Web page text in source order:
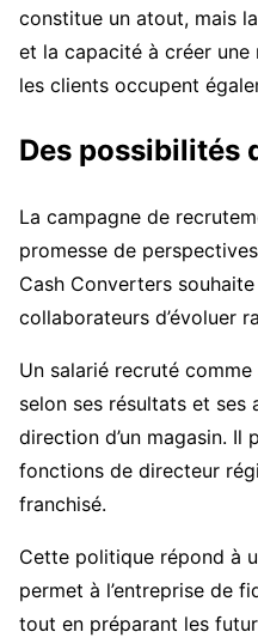
constitue un atout, mais
et la capacité à créer
les clients occupent
Des possibilités
La campagne de
promesse de
Cash Converters
collaborateurs d’évoluer
Un salarié recruté
selon ses résultats et ses
direction d’un magasin. Il
fonctions de directeur
franchisé.
Cette politique répond à
permet à l’entreprise de
tout en préparant les